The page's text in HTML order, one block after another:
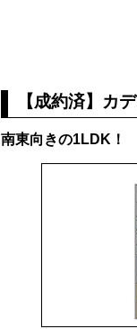
【成約済】カ
南東向きの1LDK！